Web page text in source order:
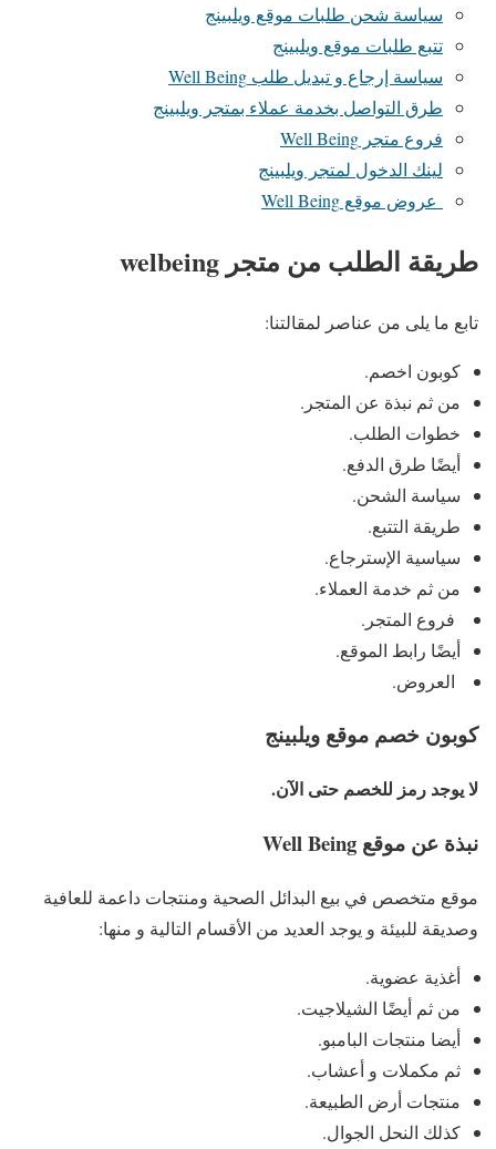
سياسة شحن طلبات موقع ويلبينج
تتبع طلبات موقع ويلبينج
سياسة إرجاع و تبديل طلب Well Being
طرق التواصل بخدمة عملاء بمتجر ويلبينج
فروع متجر Well Being
لينك الدخول لمتجر ويلبينج
عروض موقع Well Being
طريقة الطلب من متجر welbeing
تابع ما يلى من عناصر لمقالتنا:
كوبون اخصم.
من ثم نبذة عن المتجر.
خطوات الطلب.
أيضًا طرق الدفع.
سياسة الشحن.
طريقة التتبع.
سياسية الإسترجاع.
من ثم خدمة العملاء.
فروع المتجر.
أيضًا رابط الموقع.
العروض.
كوبون خصم موقع ويلبينج
لا يوجد رمز للخصم حتى الآن.
نبذة عن موقع Well Being
موقع متخصص في بيع البدائل الصحية ومنتجات داعمة للعافية
وصديقة للبيئة و يوجد العديد من الأقسام التالية و منها:
أغذية عضوية.
من ثم أيضًا الشيلاجيت.
أيضا منتجات البامبو.
ثم مكملات و أعشاب.
منتجات أرض الطبيعة.
كذلك النحل الجوال.